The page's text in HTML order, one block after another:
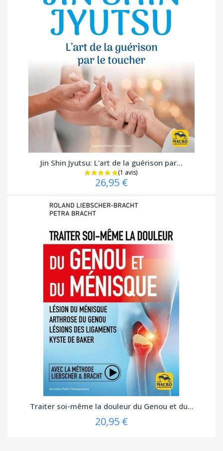
Jin Shin Jyutsu: L'art de la guérison par...
26,95 €
Traiter soi-même la douleur du Genou et du...
20,95 €